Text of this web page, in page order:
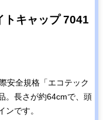
トキャップ 7041
安全規格「エコテック
。長さが約64cmで、頭
ンです。